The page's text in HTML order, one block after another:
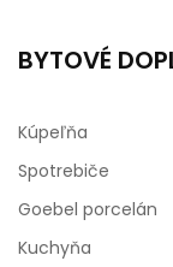
BYTOVÉ
Kúpeľňa
Spotrebiče
Goebel porcelán
Kuchyňa